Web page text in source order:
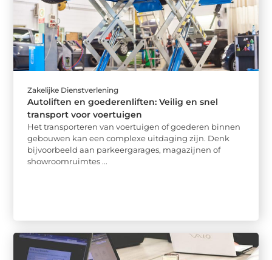
Zakelijke Dienstverlening
Autoliften en goederenliften: Veilig en snel
transport voor voertuigen
Het transporteren van voertuigen of goederen binnen
gebouwen kan een complexe uitdaging zijn. Denk
bijvoorbeeld aan parkeergarages, magazijnen of
showroomruimtes ...